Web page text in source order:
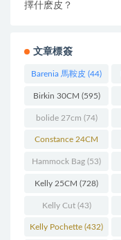
擇什麽皮？
文章標簽
Barenia 馬鞍皮 (44)
Birkin 30CM (595)
bolide 27cm (74)
Constance 24CM
(216)
Hammock Bag (53)
Kelly 25CM (728)
Kelly Cut(43)
Kelly Pochette (432)